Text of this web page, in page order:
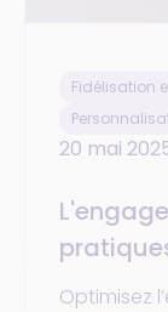
Fidélisation
20 mai
Optimisez